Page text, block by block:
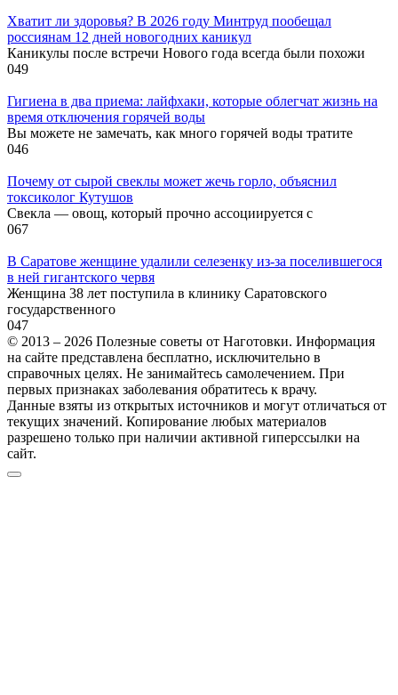
Хватит ли здоровья? В 2026 году Минтруд пообещал
россиянам 12 дней новогодних каникул
Каникулы после встречи Нового года всегда были похожи
049
Гигиена в два приема: лайфхаки, которые облегчат жизнь на
время отключения горячей воды
Вы можете не замечать, как много горячей воды тратите
046
Почему от сырой свеклы может жечь горло, объяснил
токсиколог Кутушов
Свекла — овощ, который прочно ассоциируется с
067
В Саратове женщине удалили селезенку из-за поселившегося
в ней гигантского червя
Женщина 38 лет поступила в клинику Саратовского
государственного
047
© 2013 – 2026 Полезные советы от Наготовки. Информация
на сайте представлена бесплатно, исключительно в
справочных целях. Не занимайтесь самолечением. При
первых признаках заболевания обратитесь к врачу.
Данные взяты из открытых источников и могут отличаться от
текущих значений. Копирование любых материалов
разрешено только при наличии активной гиперссылки на
сайт.